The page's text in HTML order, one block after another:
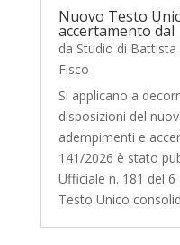
Nuovo Testo
accertamento dal
da Studio di Battista
Fisco
Si applicano a
disposizioni del
adempimenti e
141/2026 è stato
Ufficiale n. 181 del 6
Testo Unico